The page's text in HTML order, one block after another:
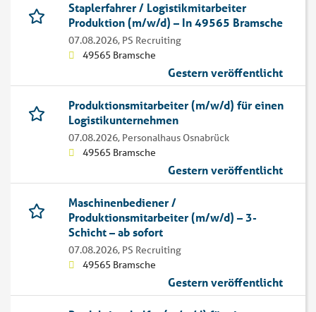
Staplerfahrer / Logistikmitarbeiter
Produktion (m/w/d) – In 49565 Bramsche
07.08.2026, PS Recruiting
49565 Bramsche
Gestern veröffentlicht
Produktionsmitarbeiter (m/w/d) für einen
Logistikunternehmen
07.08.2026, Personalhaus Osnabrück
49565 Bramsche
Gestern veröffentlicht
Maschinenbediener /
Produktionsmitarbeiter (m/w/d) – 3-
Schicht – ab sofort
07.08.2026, PS Recruiting
49565 Bramsche
Gestern veröffentlicht